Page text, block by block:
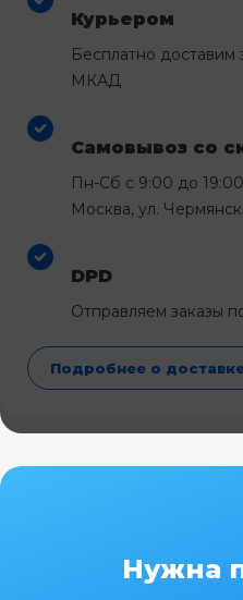
Курьером
Бесплатно доставим
МКАД
Самовывоз со
Пн-Сб с 9:00 до 19:00
Москва, ул.
DPD
Отправляем заказы
Подробнее о
Нужна